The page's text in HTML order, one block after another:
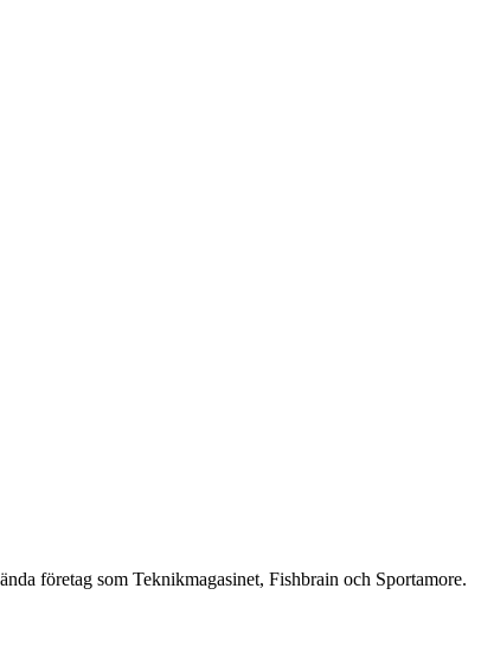
företag som Teknikmagasinet, Fishbrain och Sportamore.